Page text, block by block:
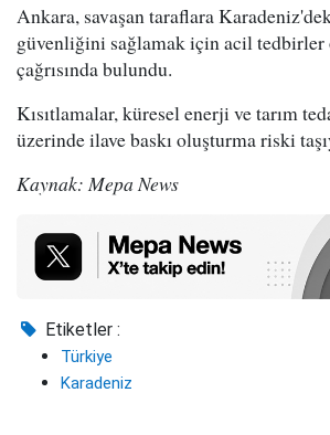
Ankara, savaşan taraflara
güvenliğini sağlamak için acil tedbirler
çağrısında bulundu.
Kısıtlamalar, küresel enerji ve tarım
üzerinde ilave baskı oluşturma riski
Kaynak: Mepa News
Etiketler :
Türkiye
Karadeniz